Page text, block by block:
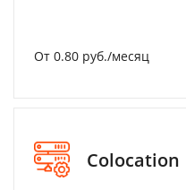
От 0.80 руб./месяц
Colocation